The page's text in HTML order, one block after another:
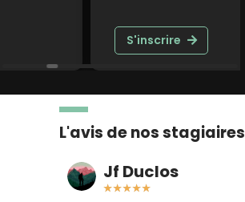
L'avis de nos stagiaires
Jf Duclos
★★★★★